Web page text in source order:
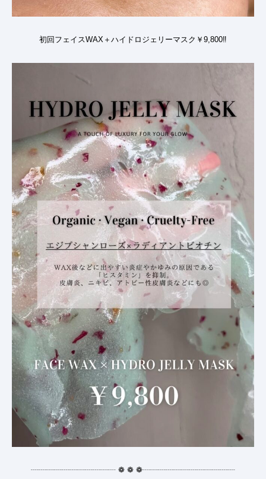
初回フェイスWAX＋ハイドロジェリーマスク￥9,800‼️
┈┈┈┈┈┈┈┈┈┈┈ ❁ ❁ ❁┈┈┈┈┈┈┈┈┈┈┈┈